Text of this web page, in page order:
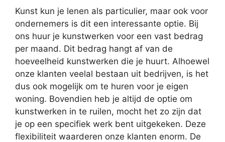
Kunst kun je lenen als particulier, maar ook voor
ondernemers is dit een interessante optie. Bij
ons huur je kunstwerken voor een vast bedrag
per maand. Dit bedrag hangt af van de
hoeveelheid kunstwerken die je huurt. Alhoewel
onze klanten veelal bestaan uit bedrijven, is het
dus ook mogelijk om te huren voor je eigen
woning. Bovendien heb je altijd de optie om
kunstwerken in te ruilen, mocht het zo zijn dat
je op een specifiek werk bent uitgekeken. Deze
flexibiliteit waarderen onze klanten enorm. De